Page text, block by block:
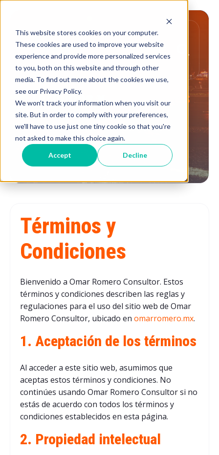
This website stores cookies on your computer.
These cookies are used to improve your website
experience and provide more personalized services
to you, both on this website and through other
media. To find out more about the cookies we use,
see our Privacy Policy.
We won't track your information when you visit our
site. But in order to comply with your preferences,
we'll have to use just one tiny cookie so that you're
not asked to make this choice again.
Accept Decline
Términos ycondiciones
Términos y
Condiciones
Bienvenido a Omar Romero Consultor. Estos
términos y condiciones describen las reglas y
regulaciones para el uso del sitio web de Omar
Romero Consultor, ubicado en omarromero.mx.
1. Aceptación de los términos
Al acceder a este sitio web, asumimos que
aceptas estos términos y condiciones. No
continúes usando Omar Romero Consultor si no
estás de acuerdo con todos los términos y
condiciones establecidos en esta página.
2. Propiedad intelectual